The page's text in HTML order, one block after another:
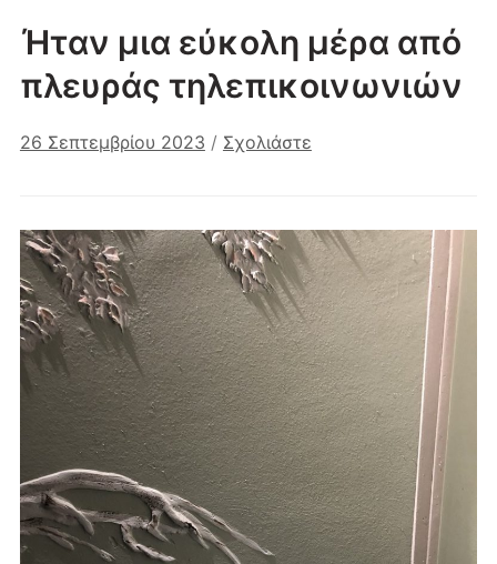
Ήταν μια εύκολη μέρα από
πλευράς τηλεπικοινωνιών
26 Σεπτεμβρίου 2023 / Σχολιάστε